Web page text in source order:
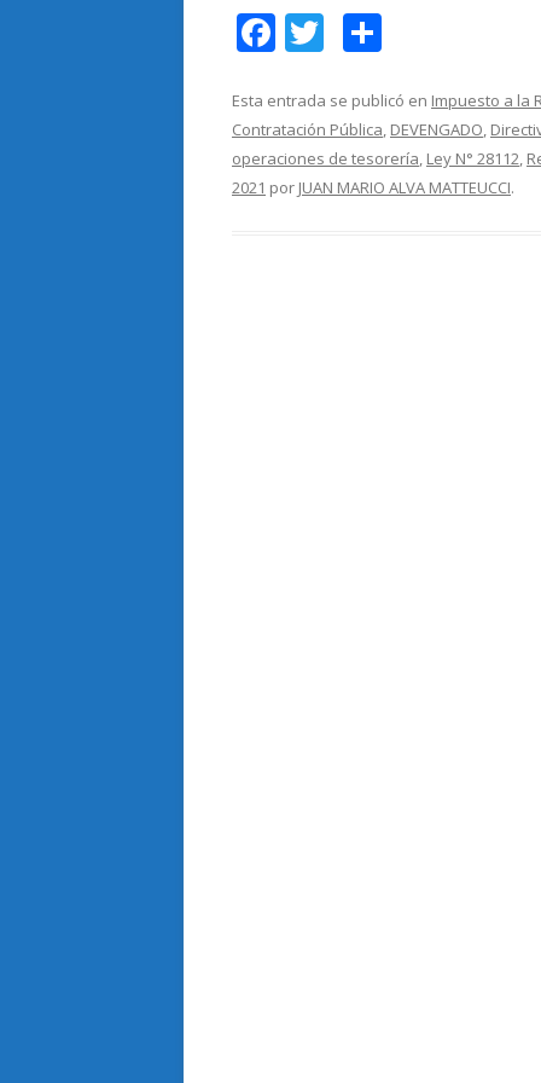
F
e
b
o
T
itt
er
m
p
ar
Esta entrada se publicó en Impuesto a la
Contratación Pública, DEVENGADO,
operaciones de tesorería, Ley N° 28112,
2021 por JUAN MARIO ALVA MATTEUCCI.